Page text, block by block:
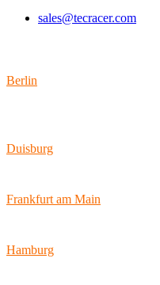
sales@tecracer.com
Berlin
Duisburg
Frankfurt am Main
Hamburg